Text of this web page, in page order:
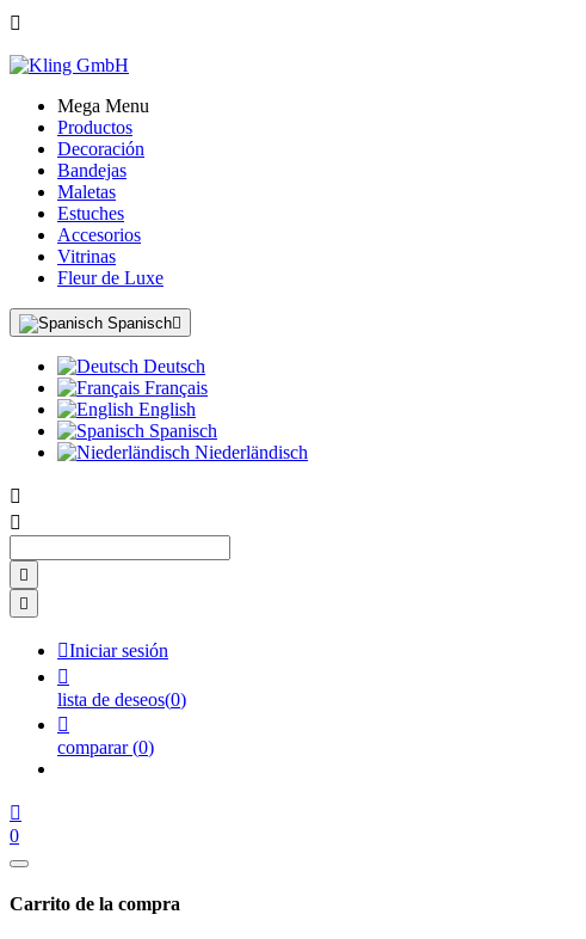

Mega Menu
Productos
Decoración
Bandejas
Maletas
Estuches
Accesorios
Vitrinas
Fleur de Luxe
Spanisch
Deutsch
Français
English
Spanisch
Niederländisch




Iniciar sesión

lista de deseos(0)

comparar (0)

0
Carrito de la compra